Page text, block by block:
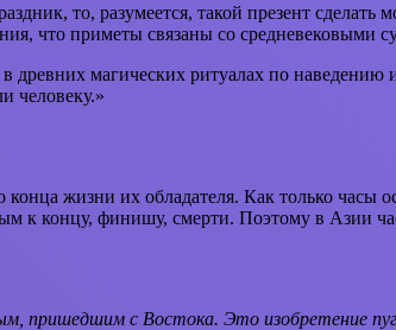
то, разумеется, такой презент
что приметы связаны со средневековыми
древних магических ритуалах по
человеку.»
жизни их обладателя. Как только
к концу, финишу, смерти. Поэтому в Азии
пришедшим с Востока. Это изобретение